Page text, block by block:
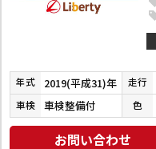
年式 2019(平成31)年 走行
車検 車検整備付 色
お問い合わせ